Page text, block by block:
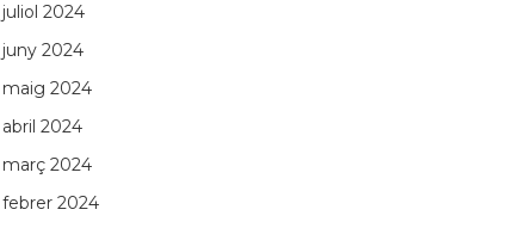
juliol 2024
juny 2024
maig 2024
abril 2024
març 2024
febrer 2024